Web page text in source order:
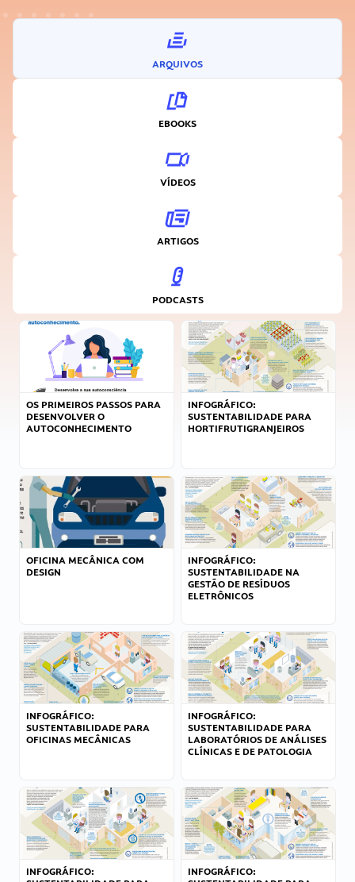
ARQUIVOS
EBOOKS
VÍDEOS
ARTIGOS
PODCASTS
OS PRIMEIROS PASSOS PARA
DESENVOLVER O
AUTOCONHECIMENTO
INFOGRÁFICO:
SUSTENTABILIDADE PARA
HORTIFRUTIGRANJEIROS
OFICINA MECÂNICA COM
DESIGN
INFOGRÁFICO:
SUSTENTABILIDADE NA
GESTÃO DE RESÍDUOS
ELETRÔNICOS
INFOGRÁFICO:
SUSTENTABILIDADE PARA
OFICINAS MECÂNICAS
INFOGRÁFICO:
SUSTENTABILIDADE PARA
LABORATÓRIOS DE ANÁLISES
CLÍNICAS E DE PATOLOGIA
INFOGRÁFICO:
INFOGRÁFICO: